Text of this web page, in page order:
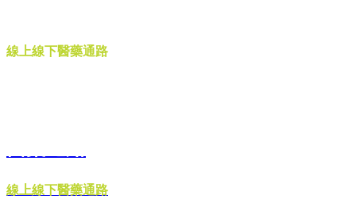
線上線下醫藥通路
線上線下醫藥通路